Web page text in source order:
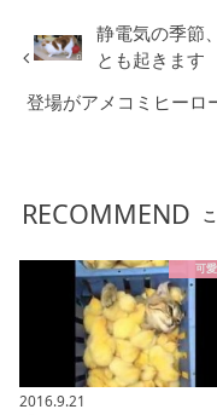
静電気の季節
とも起きます
登場がアメコミヒー
RECOMMEND
可
2016.9.21